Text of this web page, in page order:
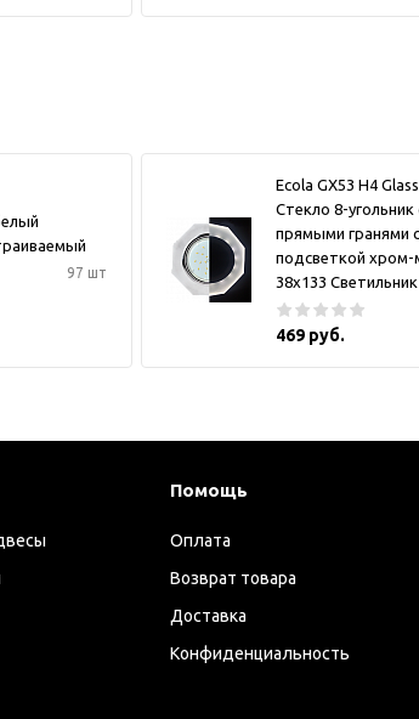
97 шт
Ecola GX53 H4
Стекло 8-угольник
прямыми гранями с
подсветкой
38x133 Светильник
469 руб.
Помощь
Оплата
Возврат товара
Доставка
Конфиденциальность